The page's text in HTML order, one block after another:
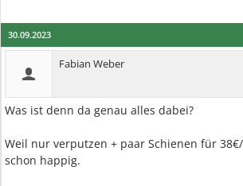
30.09.2023
Fabian Weber
Was ist denn da genau alles dabei?
Weil nur verputzen + paar Schienen für
schon happig.